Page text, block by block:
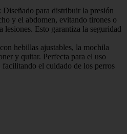
para distribuir la presión
y el abdomen, evitando tirones o
lesiones. Esto garantiza la seguridad
hebillas ajustables, la mochila
y quitar. Perfecta para el uso
facilitando el cuidado de los perros